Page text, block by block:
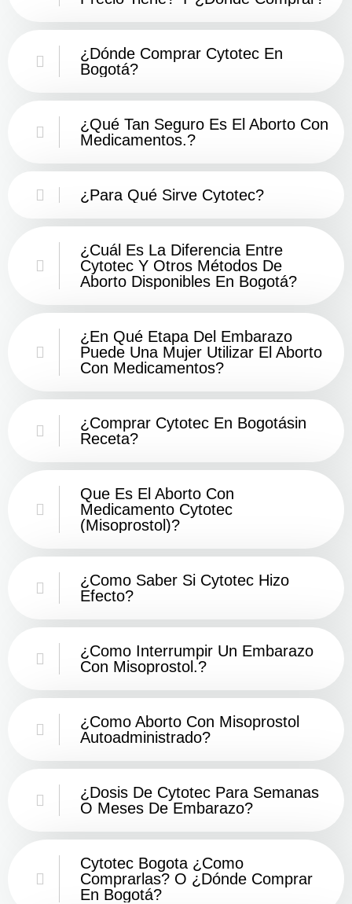
¿Dónde Comprar Cytotec En
Bogotá?
¿Qué Tan Seguro Es El Aborto Con
Medicamentos.?
¿Para Qué Sirve Cytotec?
¿Cuál Es La Diferencia Entre
Cytotec Y Otros Métodos De
Aborto Disponibles En Bogotá?
¿En Qué Etapa Del Embarazo
Puede Una Mujer Utilizar El Aborto
Con Medicamentos?
¿Comprar Cytotec En Bogotásin
Receta?
Que Es El Aborto Con
Medicamento Cytotec
(misoprostol)?
¿Como Saber Si Cytotec Hizo
Efecto?
¿como Interrumpir Un Embarazo
Con Misoprostol.?
¿Como Aborto Con Misoprostol
Autoadministrado?
¿Dosis De Cytotec Para Semanas
O Meses De Embarazo?
Cytotec Bogota ¿Como
Comprarlas? O ¿Dónde Comprar
En Bogotá?